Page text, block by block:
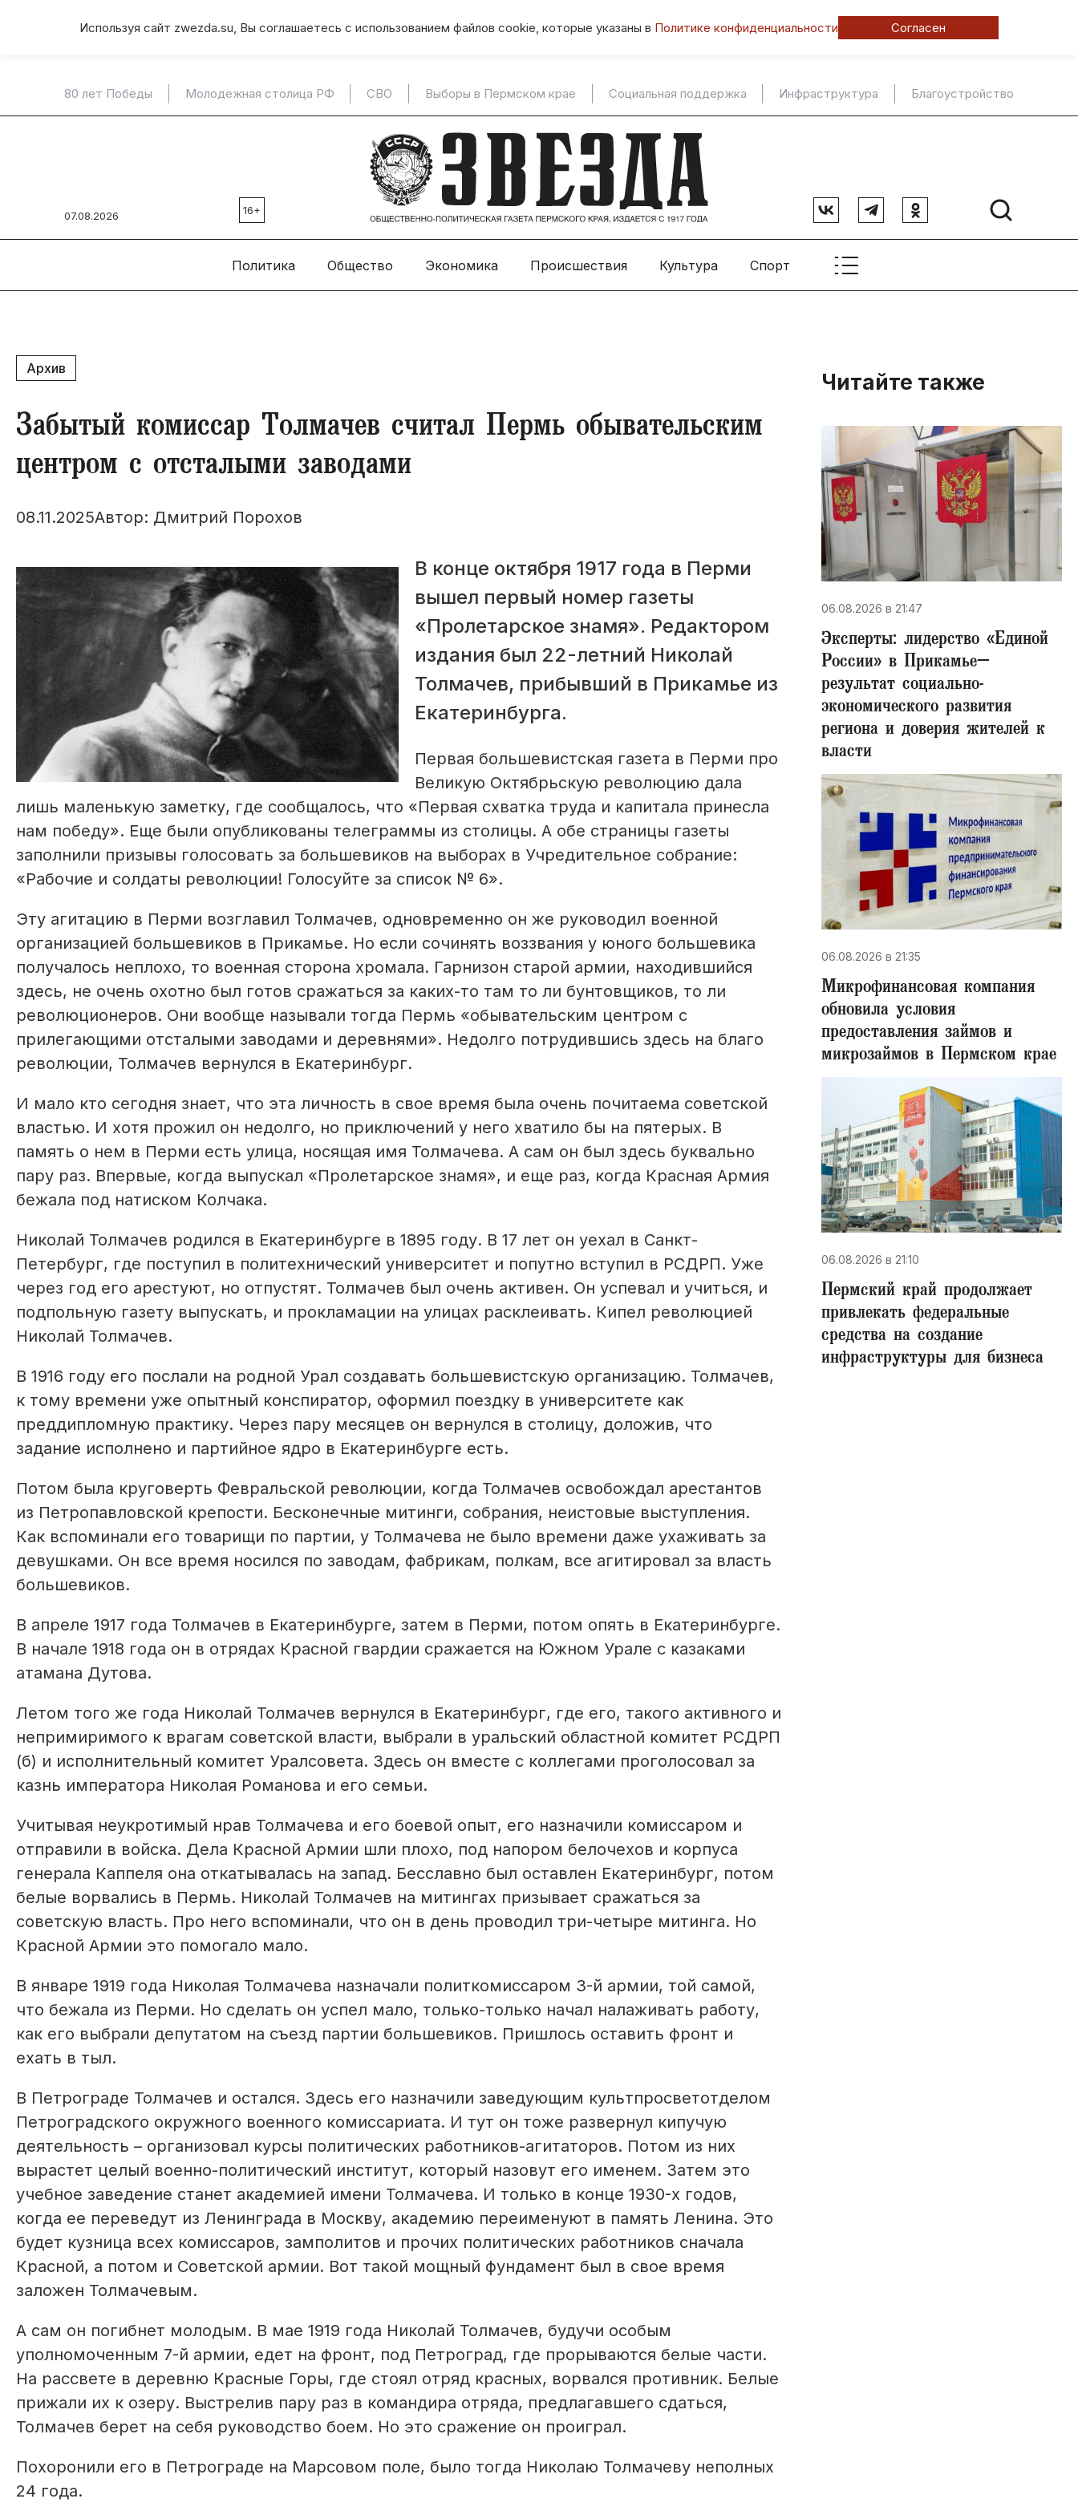
Используя сайт zwezda.su, Вы соглашаетесь с использованием файлов cookie, которые указаны в Политике конфиденциальности Согласен
80 лет Победы Молодежная столица РФ СВО Выборы в Пермском крае Социальная поддержка Инфраструктура Благоустройство
07.08.2026 16+
Политика Общество Экономика Происшествия Культура Спорт
Архив
Забытый комиссар Толмачев считал Пермь обывательским
центром с отсталыми заводами
08.11.2025Автор: Дмитрий Порохов
​В конце октября 1917 года в Перми
вышел первый номер газеты
«Пролетарское знамя». Редактором
издания был 22-летний Николай
Толмачев, прибывший в Прикамье из
Екатеринбурга.
Первая большевистская газета в Перми про
Великую Октябрьскую революцию дала
лишь маленькую заметку, где сообщалось, что «Первая схватка труда и капитала принесла
нам победу». Еще были опубликованы телеграммы из столицы. А обе страницы газеты
заполнили призывы голосовать за большевиков на выборах в Учредительное собрание:
«Рабочие и солдаты революции! Голосуйте за список № 6».
Эту агитацию в Перми возглавил Толмачев, одновременно он же руководил военной
организацией большевиков в Прикамье. Но если сочинять воззвания у юного большевика
получалось неплохо, то военная сторона хромала. Гарнизон старой армии, находившийся
здесь, не очень охотно был готов сражаться за каких-то там то ли бунтовщиков, то ли
революционеров. Они вообще называли тогда Пермь «обывательским центром с
прилегающими отсталыми заводами и деревнями». Недолго потрудившись здесь на благо
революции, Толмачев вернулся в Екатеринбург.
И мало кто сегодня знает, что эта личность в свое время была очень почитаема советской
властью. И хотя прожил он недолго, но приключений у него хватило бы на пятерых. В
память о нем в Перми есть улица, носящая имя Толмачева. А сам он был здесь буквально
пару раз. Впервые, когда выпускал «Пролетарское знамя», и еще раз, когда Красная Армия
бежала под натиском Колчака.
Николай Толмачев родился в Екатеринбурге в 1895 году. В 17 лет он уехал в Санкт-
Петербург, где поступил в политехнический университет и попутно вступил в РСДРП. Уже
через год его арестуют, но отпустят. Толмачев был очень активен. Он успевал и учиться, и
подпольную газету выпускать, и прокламации на улицах расклеивать. Кипел революцией
Николай Толмачев.
В 1916 году его послали на родной Урал создавать большевистскую организацию. Толмачев,
к тому времени уже опытный конспиратор, оформил поездку в университете как
преддипломную практику. Через пару месяцев он вернулся в столицу, доложив, что
задание исполнено и партийное ядро в Екатеринбурге есть.
Потом была круговерть Февральской революции, когда Толмачев освобождал арес­тантов
из Петропавловской крепости. Бесконечные митинги, собрания, неистовые выступления.
Как вспоминали его товарищи по партии, у Толмачева не было времени даже ухаживать за
девушками. Он все время носился по заводам, фабрикам, полкам, все агитировал за власть
большевиков.
В апреле 1917 года Толмачев в Екатеринбурге, затем в Перми, потом опять в Екатеринбурге.
В начале 1918 года он в отрядах Красной гвардии сражается на Южном Урале с казаками
атамана Дутова.
Летом того же года Николай Толмачев вернулся в Екатеринбург, где его, такого активного и
непримиримого к врагам советской власти, выбрали в уральский областной комитет РСДРП
(б) и исполнительный комитет Уралсовета. Здесь он вместе с коллегами проголосовал за
казнь императора Николая Романова и его семьи.
Учитывая неукротимый нрав Толмачева и его боевой опыт, его назначили комиссаром и
отправили в войска. Дела Красной Армии шли плохо, под напором белочехов и корпуса
генерала Каппеля она откатывалась на запад. Бесславно был оставлен Екатеринбург, потом
белые ворвались в Пермь. Николай Толмачев на митингах призывает сражаться за
советскую власть. Про него вспоминали, что он в день проводил три-четыре митинга. Но
Красной Армии это помогало мало.
В январе 1919 года Николая Толмачева назначали политкомиссаром 3-й армии, той самой,
что бежала из Перми. Но сделать он успел мало, только-только начал налаживать работу,
как его выбрали депутатом на съезд партии большевиков. Пришлось оставить фронт и
ехать в тыл.
В Петрограде Толмачев и остался. Здесь его назначили заведующим культпросветотделом
Петроградского окружного военного комиссариата. И тут он тоже развернул кипучую
деятельность – организовал курсы политических работников-агитаторов. Потом из них
вырастет целый военно-политический институт, который назовут его именем. Затем это
учебное заведение станет академией имени Толмачева. И только в конце 1930-х годов,
когда ее переведут из Ленинграда в Москву, академию переименуют в память Ленина. Это
будет кузница всех комиссаров, замполитов и прочих политических работников сначала
Красной, а потом и Советской армии. Вот такой мощный фундамент был в свое время
заложен Толмачевым.
А сам он погибнет молодым. В мае 1919 года Николай Толмачев, будучи особым
уполномоченным 7-й армии, едет на фронт, под Петроград, где прорываются белые части.
На рассвете в деревню Красные Горы, где стоял отряд красных, ворвался противник. Белые
прижали их к озеру. Выстрелив пару раз в командира отряда, предлагавшего сдаться,
Толмачев берет на себя руководство боем. Но это сражение он проиграл.
Похоронили его в Петрограде на Марсовом поле, было тогда Николаю Толмачеву неполных
24 года.
Читайте также
06.08.2026 в 21:47
Эксперты: лидерство «Единой
России» в Прикамье–
результат социально-
экономического развития
региона и доверия жителей к
власти
06.08.2026 в 21:35
Микрофинансовая компания
обновила условия
предоставления займов и
микрозаймов в Пермском крае
06.08.2026 в 21:10
Пермский край продолжает
привлекать федеральные
средства на создание
инфраструктуры для бизнеса